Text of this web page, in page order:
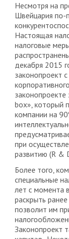
Несмотря на
Швейцария по-
Настоящая
налоговые
декабря 2015
законопроект
box», который
компании на
при
развитию (R &
Более того,
специальные
лет с момента
раскрыть
позволит им
Законопроект